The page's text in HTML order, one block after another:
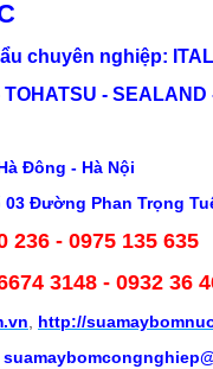
chuyên nghiệp:
- SEALAND
Đông - Hà Nội
03 Đường Phan Trọng
236 - 0975 135 635
3148 - 0932 36
http://